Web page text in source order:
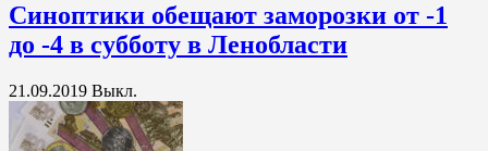
Синоптики обещают заморозки от -1
до -4 в субботу в Ленобласти
21.09.2019 Выкл.